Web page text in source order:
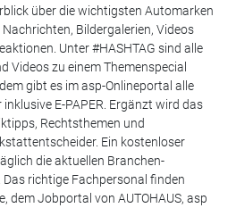
über die wichtigsten Automarken
Bildergalerien, Videos
Unter #HASHTAG sind alle
Videos zu einem Themenspecial
gibt es im asp-Onlineportal alle
E-PAPER. Ergänzt wird das
Rechtsthemen und
Ein kostenloser
die aktuellen Branchen-
richtige Fachpersonal finden
dem Jobportal von AUTOHAUS, asp